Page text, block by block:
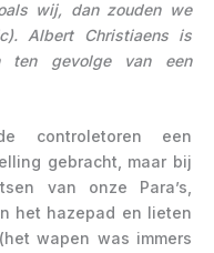
wij, dan zouden we
Albert Christiaens is
ten gevolge van een
controletoren een
gebracht, maar bij
van onze Para’s,
het hazepad en lieten
wapen was immers